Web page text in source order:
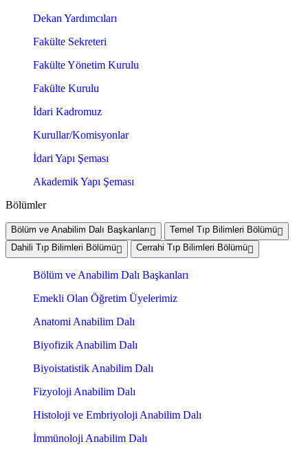
Dekan Yardımcıları
Fakülte Sekreteri
Fakülte Yönetim Kurulu
Fakülte Kurulu
İdari Kadromuz
Kurullar/Komisyonlar
İdari Yapı Şeması
Akademik Yapı Şeması
Bölümler
Bölüm ve Anabilim Dalı Başkanları
Temel Tıp Bilimleri Bölümü
Dahili Tıp Bilimleri Bölümü
Cerrahi Tıp Bilimleri Bölümü
Bölüm ve Anabilim Dalı Başkanları
Emekli Olan Öğretim Üyelerimiz
Anatomi Anabilim Dalı
Biyofizik Anabilim Dalı
Biyoistatistik Anabilim Dalı
Fizyoloji Anabilim Dalı
Histoloji ve Embriyoloji Anabilim Dalı
İmmünoloji Anabilim Dalı